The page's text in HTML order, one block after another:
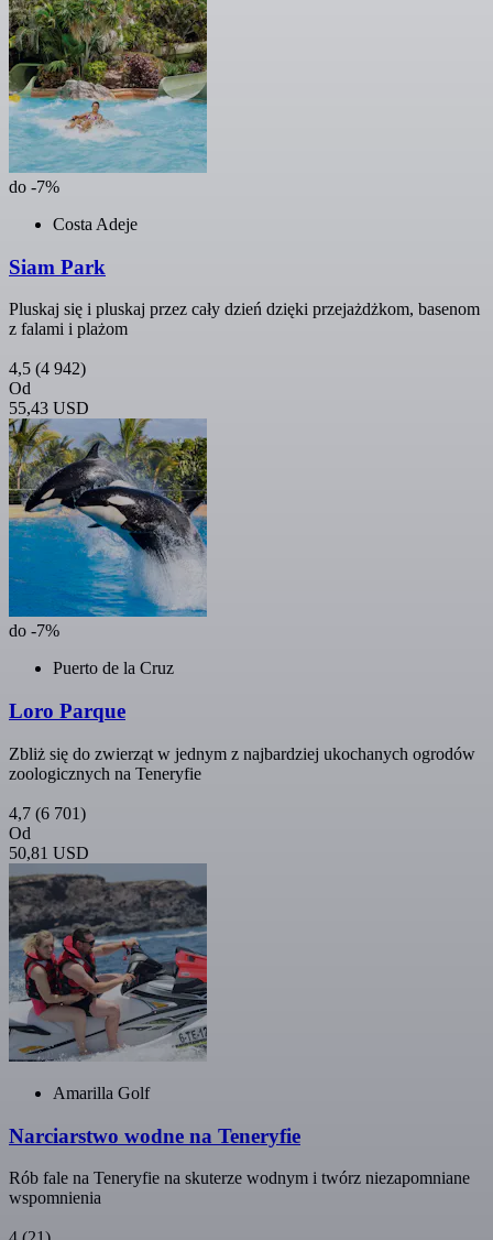
do -7%
Costa Adeje
Siam Park
Pluskaj się i pluskaj przez cały dzień dzięki przejażdżkom, basenom
z falami i plażom
4,5 (4 942)
Od
55,43 USD
do -7%
Puerto de la Cruz
Loro Parque
Zbliż się do zwierząt w jednym z najbardziej ukochanych ogrodów
zoologicznych na Teneryfie
4,7 (6 701)
Od
50,81 USD
Amarilla Golf
Narciarstwo wodne na Teneryfie
Rób fale na Teneryfie na skuterze wodnym i twórz niezapomniane
wspomnienia